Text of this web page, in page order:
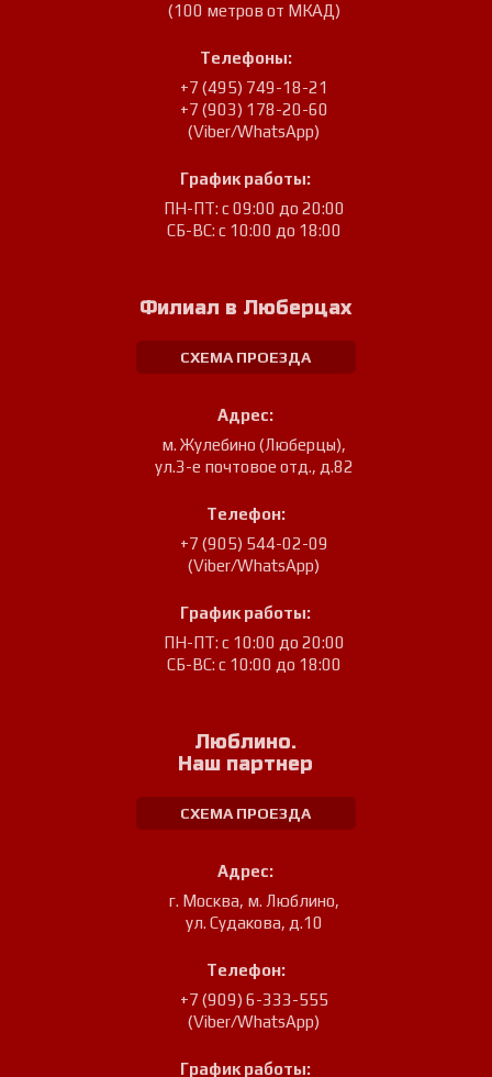
(100 метров от МКАД)
Телефоны:
+7 (495) 749-18-21
+7 (903) 178-20-60
(Viber/WhatsApp)
График работы:
ПН-ПТ: с 09:00 до 20:00
СБ-ВС: с 10:00 до 18:00
Филиал в Люберцах
СХЕМА ПРОЕЗДА
Адрес:
м. Жулебино (Люберцы),
ул.3-е почтовое отд., д.82
Телефон:
+7 (905) 544-02-09
(Viber/WhatsApp)
График работы:
ПН-ПТ: с 10:00 до 20:00
СБ-ВС: с 10:00 до 18:00
Люблино.
Наш партнер
СХЕМА ПРОЕЗДА
Адрес:
г. Москва, м. Люблино,
ул. Судакова, д.10
Телефон:
+7 (909) 6-333-555
(Viber/WhatsApp)
График работы: